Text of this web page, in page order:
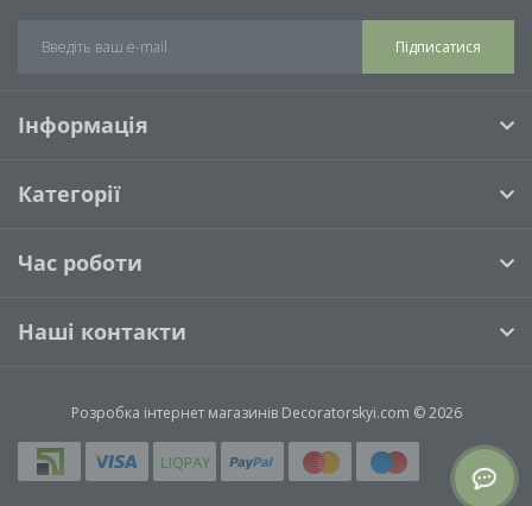
Підписатися
Інформація
Категорії
Час роботи
Наші контакти
Розробка інтернет магазинівDecoratorskyi.com © 2026